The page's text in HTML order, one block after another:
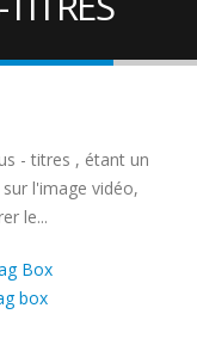
- titres , étant un
l'image vidéo,
le...
Box
box